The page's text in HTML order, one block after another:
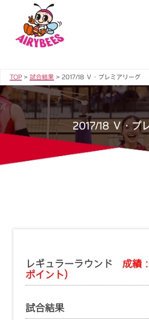
TOP > 試合結果 > 2017/18 Ｖ・プレミアリーグ
2017/18 Ｖ・プ
レギュラーラウンド 成績
ポイント）
試合結果